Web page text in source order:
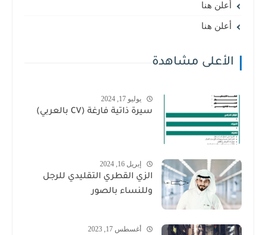
أعلن هنا
أعلن هنا
الأعلى مشاهدة
يوليو 17, 2024
سيرة ذاتية فارغة (CV بالعربي)
إبريل 16, 2024
الزي القطري التقليدي للرجل
وللنساء بالصور
أغسطس 17, 2023